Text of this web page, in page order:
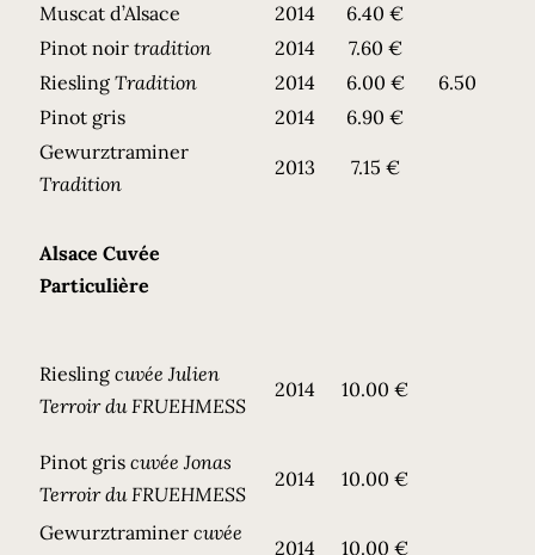
Muscat d’Alsace 2014
6.40 €
Pinot noir tradition 2014
7.60 €
Riesling Tradition 2014 6.00 €
6.50
Pinot gris
2014
6.90 €
Gewurztraminer
Tradition
2013 7.15 €
Alsace Cuvée
Particulière
Riesling cuvée Julien
Terroir du FRUEHMESS
2014 10.00 €
Pinot gris cuvée Jonas
Terroir du FRUEHMESS
2014 10.00 €
Gewurztraminer cuvée
2014 10.00 €